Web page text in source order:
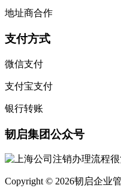
地址商合作
支付方式
微信支付
支付宝支付
银行转账
韧启集团公众号
Copyright © 2026韧启企业